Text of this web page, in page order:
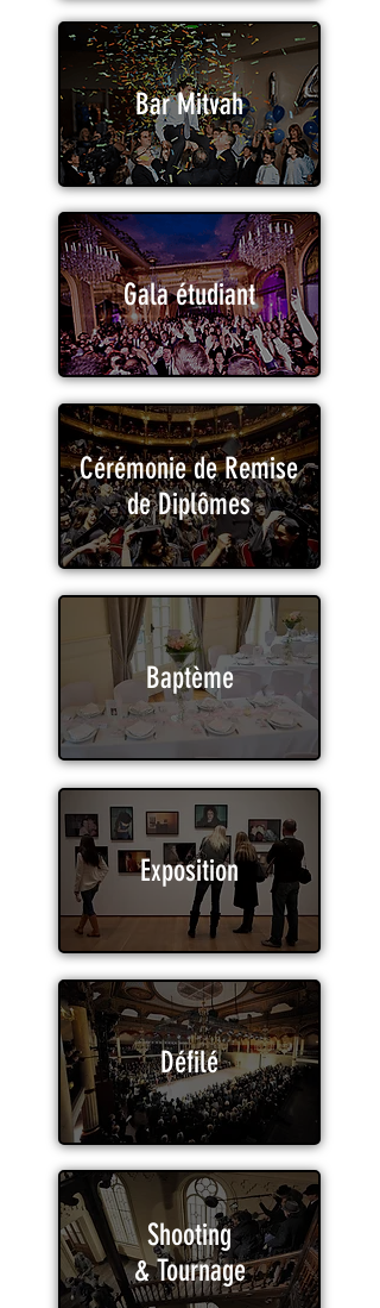
Bar Mitvah
Gala étudiant
Cérémonie de Remise
de Diplômes
Baptème
Exposition
Défilé
Shooting
& Tournage